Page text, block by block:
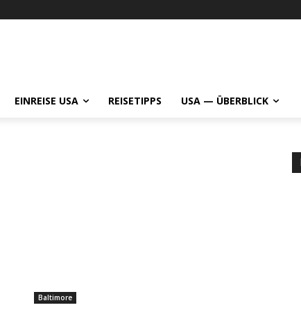
EINREISE USA REISETIPPS USA — ÜBERBLICK
Baltimore